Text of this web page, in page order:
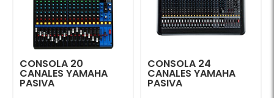
CONSOLA 20
CANALES YAMAHA
PASIVA
CONSOLA 24
CANALES YAMAHA
PASIVA